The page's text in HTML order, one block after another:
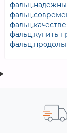
фальц,
фальц,
фальц,
фальц,купить
фальц,